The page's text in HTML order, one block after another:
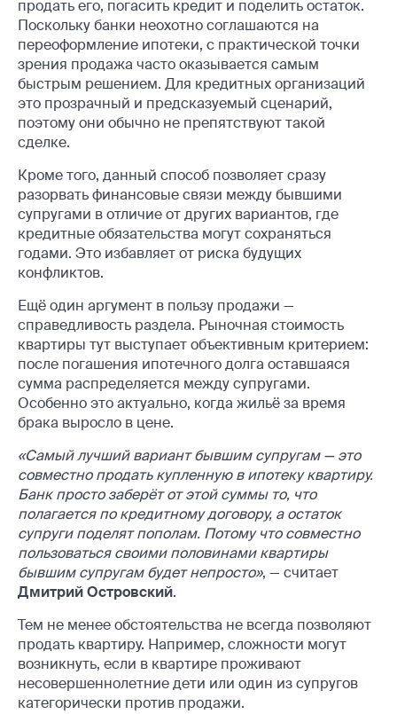
продать его, погасить кредит и поделить остаток.
Поскольку банки неохотно соглашаются на
переоформление ипотеки, с практической точки
зрения продажа часто оказывается самым
быстрым решением. Для кредитных организаций
это прозрачный и предсказуемый сценарий,
поэтому они обычно не препятствуют такой
сделке.
Кроме того, данный способ позволяет сразу
разорвать финансовые связи между бывшими
супругами в отличие от других вариантов, где
кредитные обязательства могут сохраняться
годами. Это избавляет от риска будущих
конфликтов.
Ещё один аргумент в пользу продажи —
справедливость раздела. Рыночная стоимость
квартиры тут выступает объективным критерием:
после погашения ипотечного долга оставшаяся
сумма распределяется между супругами.
Особенно это актуально, когда жильё за время
брака выросло в цене.
«Самый лучший вариант бывшим супругам — это
совместно продать купленную в ипотеку квартиру.
Банк просто заберёт от этой суммы то, что
полагается по кредитному договору, а остаток
супруги поделят пополам. Потому что совместно
пользоваться своими половинами квартиры
бывшим супругам будет непросто», — считает
Дмитрий Островский.
Тем не менее обстоятельства не всегда позволяют
продать квартиру. Например, сложности могут
возникнуть, если в квартире проживают
несовершеннолетние дети или один из супругов
категорически против продажи.